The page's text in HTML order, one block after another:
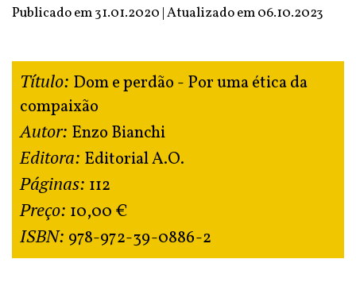
Publicado em 31.01.2020 | Atualizado em06.10.2023
Título: Dom e perdão - Por uma ética da
compaixão
Autor: Enzo Bianchi
Editora: Editorial A.O.
Páginas: 112
Preço: 10,00 €
ISBN: 978-972-39-0886-2